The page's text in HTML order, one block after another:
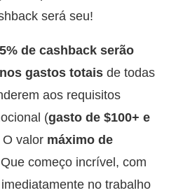
será seu!
de cashback serão
gastos totais de todas
aos requisitos
(gasto de $100+ e
O valor máximo de
Que começo incrível, com
no trabalho